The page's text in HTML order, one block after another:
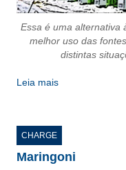
Essa é uma alternativa
melhor uso das
distintas
Leia mais
CHARGE
Maringoni